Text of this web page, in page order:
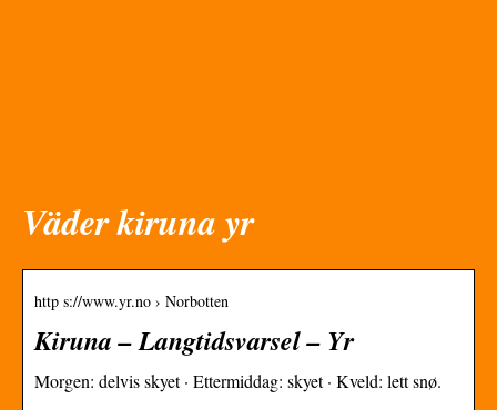
Väder kiruna yr
http s://www.yr.no › Norbotten
Kiruna – Langtidsvarsel – Yr
Morgen: delvis skyet · Ettermiddag: skyet · Kveld: lett snø.